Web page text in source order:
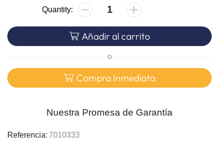
Añadir al carrito
O
Compra Inmediata
Nuestra Promesa de Garantía
Referencia: 7010333